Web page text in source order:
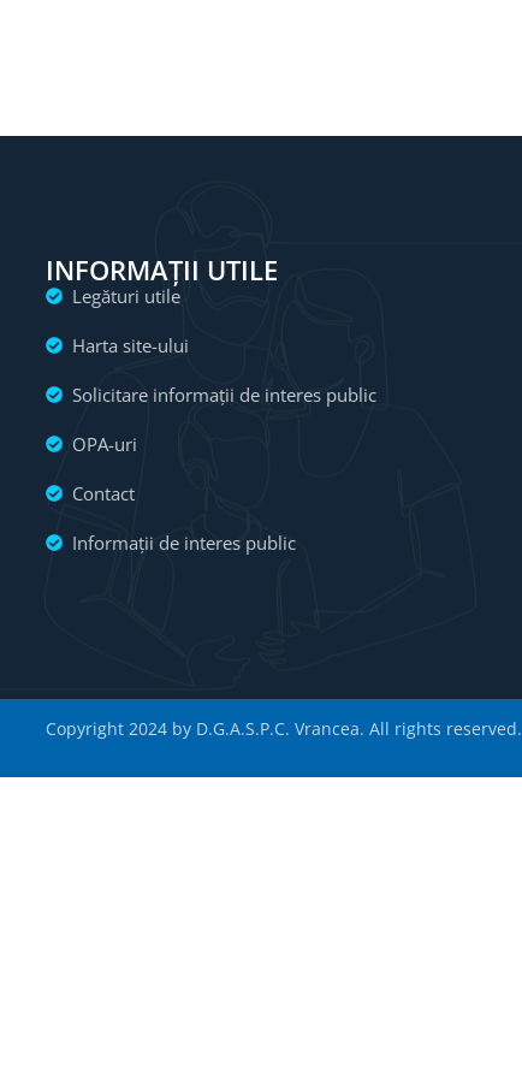
INFORMAȚII UTILE
Legături utile
Harta site-ului
Solicitare informații de interes public
OPA-uri
Contact
Informații de interes public
Copyright 2024 by D.G.A.S.P.C. Vrancea. All rights reserved.